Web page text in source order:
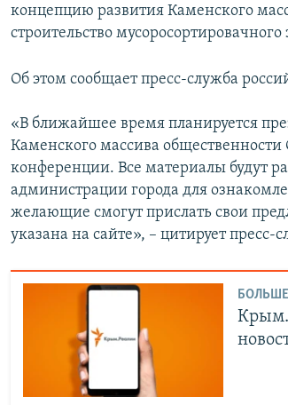
концепцию развития Каменского
строительство мусоросортировачного
Об этом сообщает пресс-служба
«В ближайшее время планируется
Каменского массива
конференции. Все материалы будут
администрации города для
желающие смогут прислать свои
указана на сайте», – цитирует пресс-